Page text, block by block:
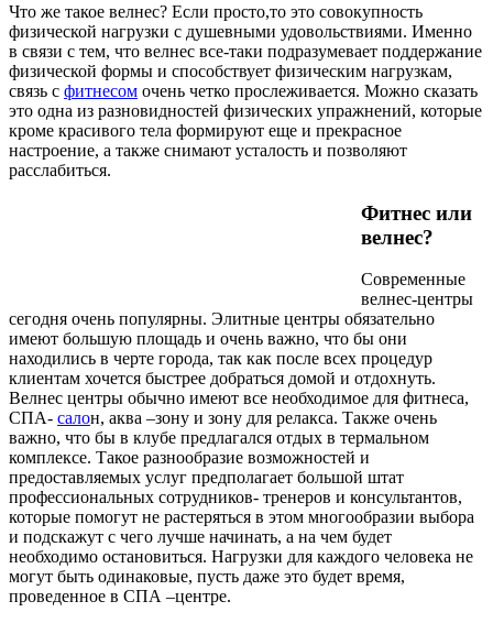
Что же такое велнес? Если просто,то это совокупность
физической нагрузки с душевными удовольствиями. Именно
в связи с тем, что велнес все-таки подразумевает поддержание
физической формы и способствует физическим нагрузкам,
связь с фитнесом очень четко прослеживается. Можно сказать
это одна из разновидностей физических упражнений, которые
кроме красивого тела формируют еще и прекрасное
настроение, а также снимают усталость и позволяют
расслабиться.
Фитнес или
велнес?
Современные
велнес-центры
сегодня очень популярны. Элитные центры обязательно
имеют большую площадь и очень важно, что бы они
находились в черте города, так как после всех процедур
клиентам хочется быстрее добраться домой и отдохнуть.
Велнес центры обычно имеют все необходимое для фитнеса,
СПА- салон, аква –зону и зону для релакса. Также очень
важно, что бы в клубе предлагался отдых в термальном
комплексе. Такое разнообразие возможностей и
предоставляемых услуг предполагает большой штат
профессиональных сотрудников- тренеров и консультантов,
которые помогут не растеряться в этом многообразии выбора
и подскажут с чего лучше начинать, а на чем будет
необходимо остановиться. Нагрузки для каждого человека не
могут быть одинаковые, пусть даже это будет время,
проведенное в СПА –центре.